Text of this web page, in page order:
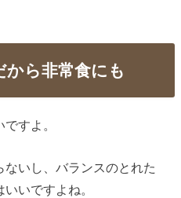
から非常食にも
すよ。
いし、バランスのとれた
いですよね。